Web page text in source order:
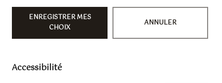
ENREGISTRER MES
CHOIX
ANNULER
Accessibilité